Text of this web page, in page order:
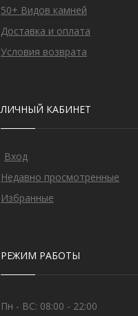
50+ Видов камней
Доставка и оплата
Условия возврата
ЛИЧНЫЙ КАБИНЕТ
Вход
Недавно просмотренные
Избранные
РЕЖИМ РАБОТЫ
Пн - ВС: 08:00 - 22:00